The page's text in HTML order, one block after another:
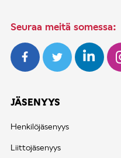
Seuraa meitä somessa:
JÄSENYYS
Henkilöjäsenyys
Liittojäsenyys